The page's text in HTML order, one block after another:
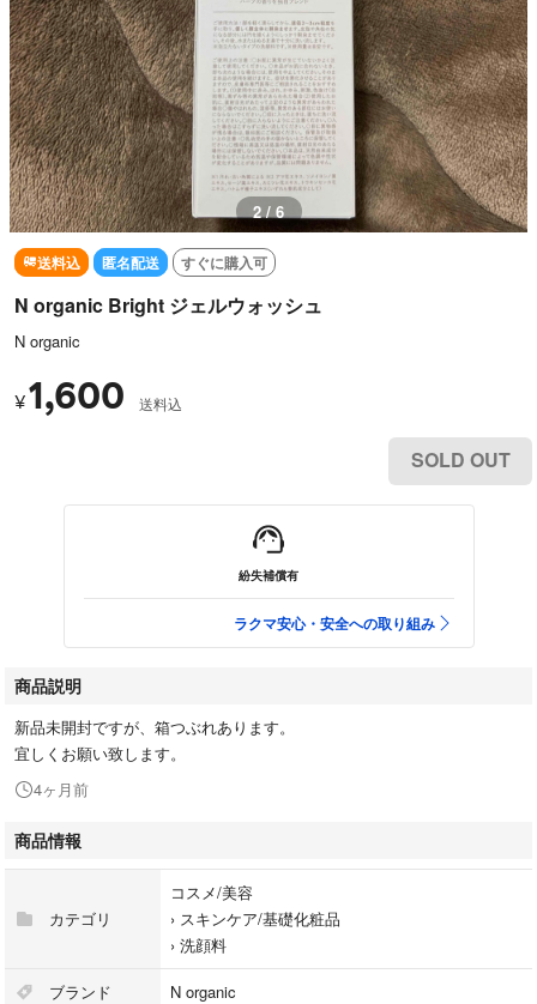
2 / 6
送料込 匿名配送 すぐに購入可
N organic Bright ジェルウォッシュ
N organic
¥1,600 送料込
SOLD OUT
紛失補償有
ラクマ安心・安全への取り組み
商品説明
新品未開封ですが、箱つぶれあります。
宜しくお願い致します。
4ヶ月前
商品情報
カテゴリ
コスメ/美容
› スキンケア/基礎化粧品
› 洗顔料
ブランド N organic